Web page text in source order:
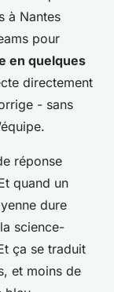
à Nantes
pour
en quelques
directement
- sans
réponse
quand un
dure
science-
ça se traduit
et moins de